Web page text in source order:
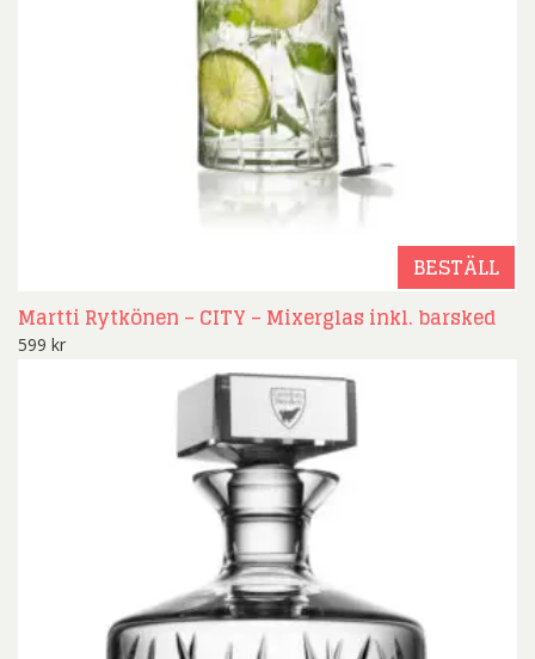
BESTÄLL
Martti Rytkönen – CITY – Mixerglas inkl. barsked
599 kr